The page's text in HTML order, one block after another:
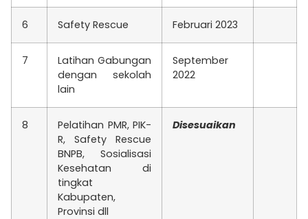
6 Safety Rescue Februari 2023
7
Latihan Gabungan
dengan sekolah
lain
September
2022
8
Pelatihan PMR, PIK-
R, Safety Rescue
BNPB, Sosialisasi
Kesehatan di
tingkat
Kabupaten,
Provinsi dll
Disesuaikan